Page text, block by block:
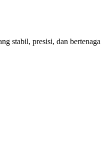
stabil, presisi, dan bertenaga